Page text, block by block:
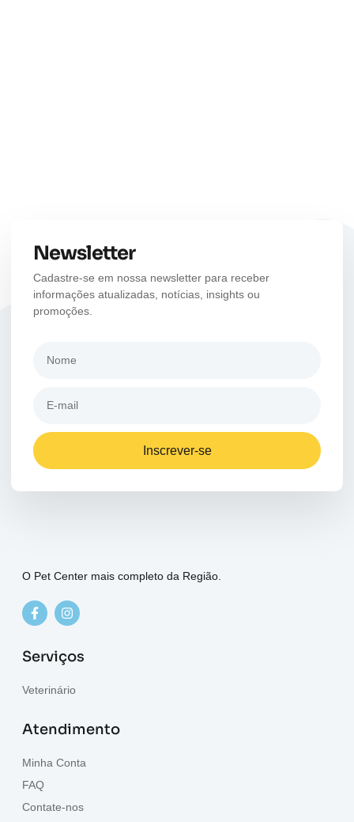
Newsletter
Cadastre-se em nossa newsletter para receber
informações atualizadas, notícias, insights ou
promoções.
Inscrever-se
O Pet Center mais completo da Região.
Serviços
Veterinário
Atendimento
Minha Conta
FAQ
Contate-nos